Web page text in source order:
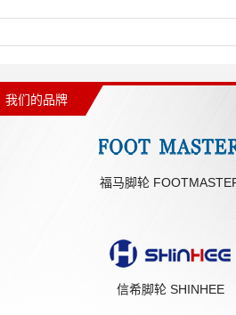
我们的品牌
福马脚轮
信希脚轮 SHINHEE